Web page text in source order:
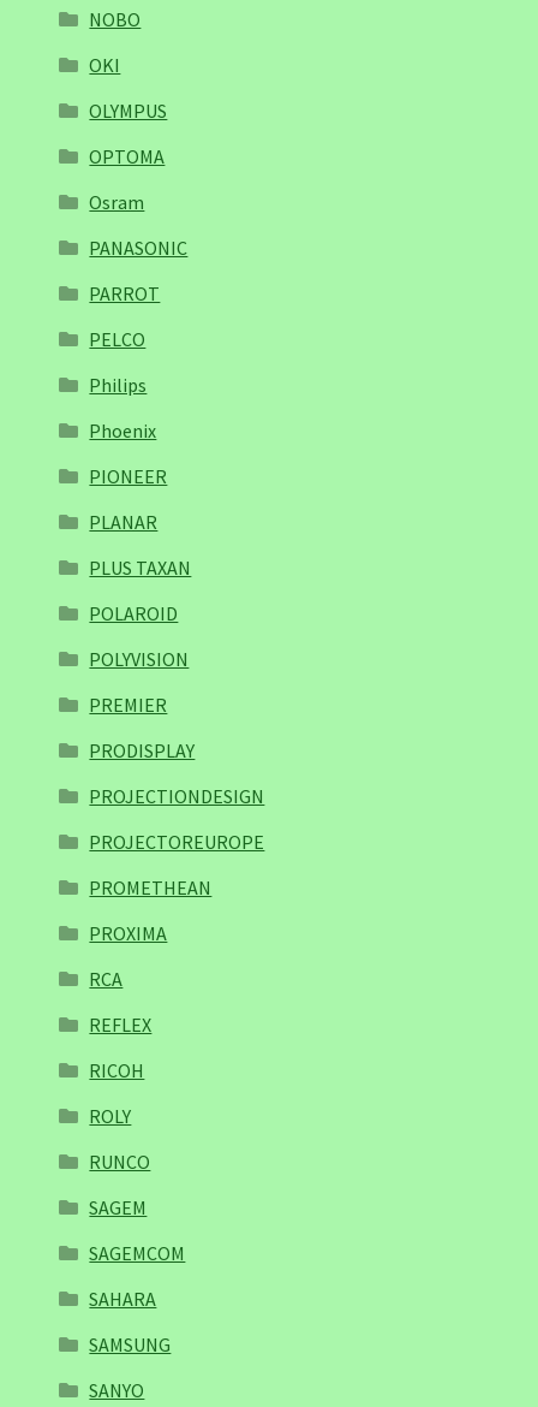
NOBO
OKI
OLYMPUS
OPTOMA
Osram
PANASONIC
PARROT
PELCO
Philips
Phoenix
PIONEER
PLANAR
PLUS TAXAN
POLAROID
POLYVISION
PREMIER
PRODISPLAY
PROJECTIONDESIGN
PROJECTOREUROPE
PROMETHEAN
PROXIMA
RCA
REFLEX
RICOH
ROLY
RUNCO
SAGEM
SAGEMCOM
SAHARA
SAMSUNG
SANYO